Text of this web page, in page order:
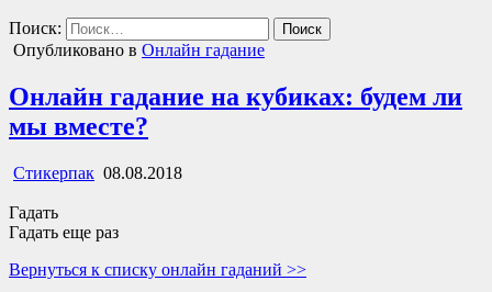
Поиск:
Опубликовано в Онлайн гадание
Онлайн гадание на кубиках: будем ли
мы вместе?
Стикерпак 08.08.2018
Гадать
Гадать еще раз
Вернуться к списку онлайн гаданий >>